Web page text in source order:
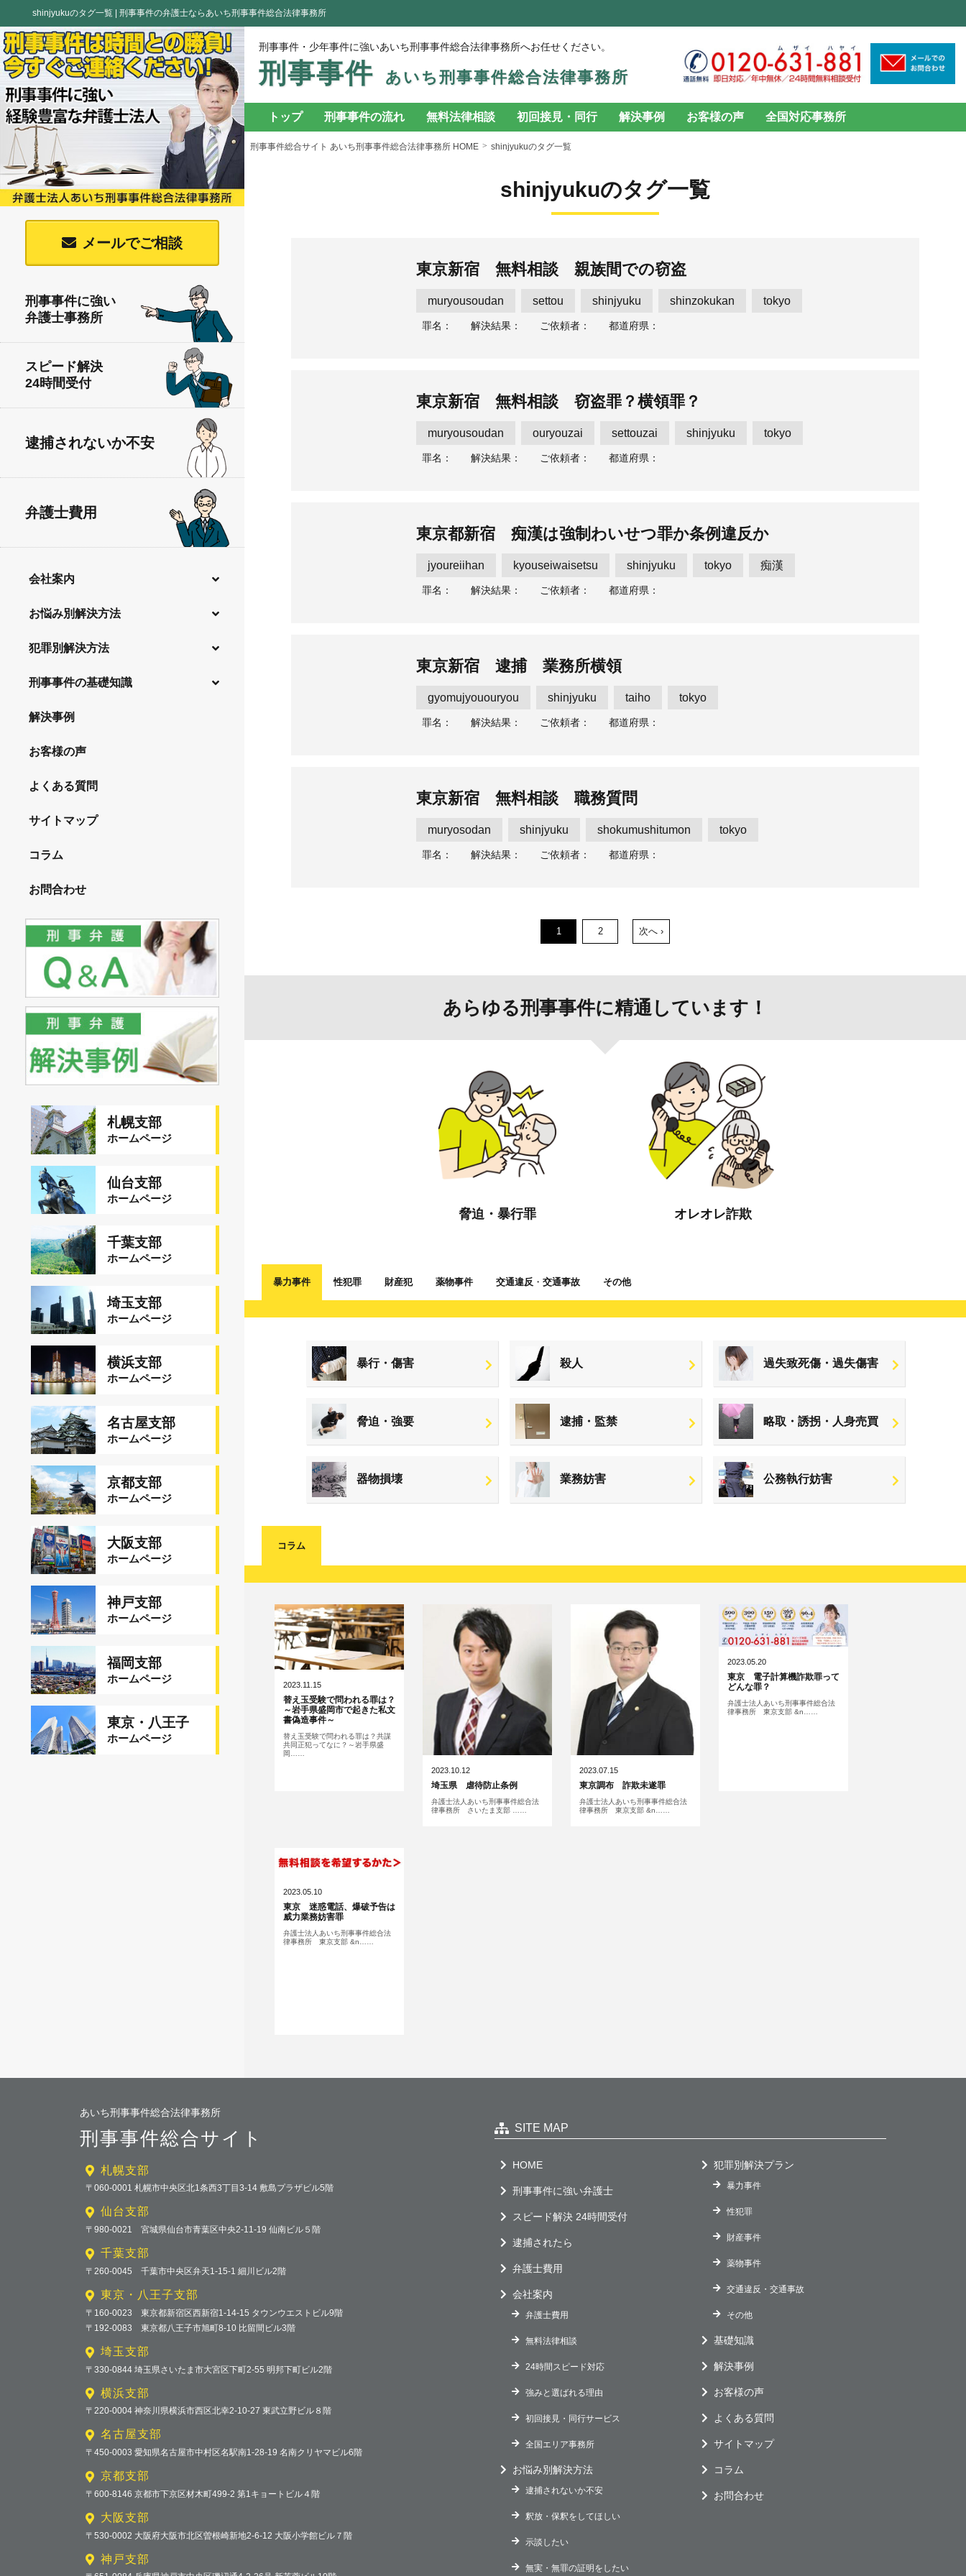
shinjyukuのタグ一覧 | 刑事事件の弁護士ならあいち刑事事件総合法律事務所
メールでご相談
刑事事件に強い
弁護士事務所
スピード解決
24時間受付
逮捕されないか不安
弁護士費用
会社案内
弁護士費用
強みと選ばれる理由
初回接見・同行サービス
お悩み別解決方法
逮捕されないか不安
無実・無罪の証明をしたい
前科を避けたい
事件を秘密にしたい
執行猶予にしてほしい
犯罪別解決方法
事件別－暴力事件
暴力事件 TOP
殺人罪
過失致死傷・過失傷害
略取・誘拐罪・人身売買
器物損壊罪
公務執行妨害罪
事件別－性犯罪
性犯罪 TOP
盗撮、のぞき行為
不同意わいせつ、監護者わいせつ
公然わいせつ罪
児童ポルノ・リベンジポルノ
事件別－財産犯
財産犯 TOP
強盗罪
恐喝罪
詐欺罪
事件別－薬物事件
薬物事件 TOP
大麻
麻薬・向精神薬使用
事件別－交通違反・交通事故
ひき逃げ・当て逃げ
無免許運転
飲酒運転
危険運転致死傷
自転車事故
その他
著作権侵害などの知的財産関係法令違反
放火罪・失火罪
犯罪収益移転防止法違反
銃刀法違反
風営法違反
児童虐待・保護責任者遺棄
不正競争防止法違反
住居侵入等事件
名誉毀損罪・侮辱罪
刑事事件の基礎知識
公務員の逮捕・刑事事件
少年事件の処分と弁護士の役割
逮捕には３種類ある
弁護士に依頼する流れ
司法取引で不起訴になるの？
外国人事件の手続きと特色
在留資格と逮捕・刑事事件
刑事裁判の概要・手続
裁判員裁判とは？
取り調べの注意点
前科と国家資格
刑事事件と民事事件の違い
少年事件の手続や流れ・特色
法人と刑事事件
解決事例
お客様の声
よくある質問
サイトマップ
コラム
お問合わせ
札幌支部
ホームページ
仙台支部
ホームページ
千葉支部
ホームページ
埼玉支部
ホームページ
横浜支部
ホームページ
名古屋支部
ホームページ
京都支部
ホームページ
大阪支部
ホームページ
神戸支部
ホームページ
福岡支部
ホームページ
東京・八王子
ホームページ
刑事事件・少年事件に強いあいち刑事事件総合法律事務所へお任せください。
刑事事件 あいち刑事事件総合法律事務所
トップ 刑事事件の流れ 無料法律相談 初回接見・同行 解決事例 お客様の声 全国対応事務所
刑事事件総合サイト あいち刑事事件総合法律事務所 HOME shinjyukuのタグ一覧
shinjyukuのタグ一覧
東京新宿 無料相談 親族間での窃盗
muryousoudan settou shinjyuku shinzokukan tokyo
罪名： 解決結果： ご依頼者： 都道府県：
東京新宿 無料相談 窃盗罪？横領罪？
muryousoudan ouryouzai settouzai shinjyuku tokyo
罪名： 解決結果： ご依頼者： 都道府県：
東京都新宿 痴漢は強制わいせつ罪か条例違反か
jyoureiihan kyouseiwaisetsu shinjyuku tokyo 痴漢
罪名： 解決結果： ご依頼者： 都道府県：
東京新宿 逮捕 業務所横領
gyomujyououryou shinjyuku taiho tokyo
罪名： 解決結果： ご依頼者： 都道府県：
東京新宿 無料相談 職務質問
muryosodan shinjyuku shokumushitumon tokyo
罪名： 解決結果： ご依頼者： 都道府県：
1 2 次へ ›
あらゆる刑事事件に精通しています！
脅迫・暴行罪 オレオレ詐欺
暴力事件 性犯罪 財産犯 薬物事件 交通違反 ・ 交通事故 その他
暴行・傷害 殺人 過失致死傷・過失傷害
脅迫・強要 逮捕・監禁 略取・誘拐・人身売買
器物損壊 業務妨害 公務執行妨害
コラム
2023.11.15
替え玉受験で問われる罪は？
～岩手県盛岡市で起きた私文
書偽造事件～
替え玉受験で問われる罪は？共謀
共同正犯ってなに？～岩手県盛
岡……
2023.10.12
埼玉県 虐待防止条例
弁護士法人あいち刑事事件総合法
律事務所 さいたま支部 ……
2023.07.15
東京調布 詐欺未遂罪
弁護士法人あいち刑事事件総合法
律事務所 東京支部 &n……
2023.05.20
東京 電子計算機詐欺罪って
どんな罪？
弁護士法人あいち刑事事件総合法
律事務所 東京支部 &n……
2023.05.10
東京 迷惑電話、爆破予告は
威力業務妨害罪
弁護士法人あいち刑事事件総合法
律事務所 東京支部 &n……
あいち刑事事件総合法律事務所
刑事事件総合サイト
札幌支部
〒060-0001 札幌市中央区北1条西3丁目3-14 敷島プラザビル5階
仙台支部
〒980-0021 宮城県仙台市青葉区中央2-11-19 仙南ビル５階
千葉支部
〒260-0045 千葉市中央区弁天1-15-1 細川ビル2階
東京・八王子支部
〒160-0023 東京都新宿区西新宿1-14-15 タウンウエストビル9階
〒192-0083 東京都八王子市旭町8-10 比留間ビル3階
埼玉支部
〒330-0844 埼玉県さいたま市大宮区下町2-55 明邦下町ビル2階
横浜支部
〒220-0004 神奈川県横浜市西区北幸2-10-27 東武立野ビル８階
名古屋支部
〒450-0003 愛知県名古屋市中村区名駅南1-28-19 名南クリヤマビル6階
京都支部
〒600-8146 京都市下京区材木町499-2 第1キョートビル４階
大阪支部
〒530-0002 大阪府大阪市北区曽根崎新地2-6-12 大阪小学館ビル７階
神戸支部
SITE MAP
HOME
刑事事件に強い弁護士
スピード解決 24時間受付
逮捕されたら
弁護士費用
会社案内
弁護士費用
無料法律相談
24時間スピード対応
強みと選ばれる理由
初回接見・同行サービス
全国エリア事務所
お悩み別解決方法
逮捕されないか不安
釈放・保釈をしてほしい
示談したい
無実・無罪の証明をしたい
犯罪別解決プラン
暴力事件
性犯罪
財産事件
薬物事件
交通違反・交通事故
その他
基礎知識
解決事例
お客様の声
よくある質問
サイトマップ
コラム
お問合わせ